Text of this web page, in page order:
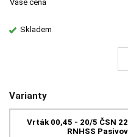
Vaše cena
Skladem
Varianty
Vrták 00,45 - 20/5 ČSN
RNHSS